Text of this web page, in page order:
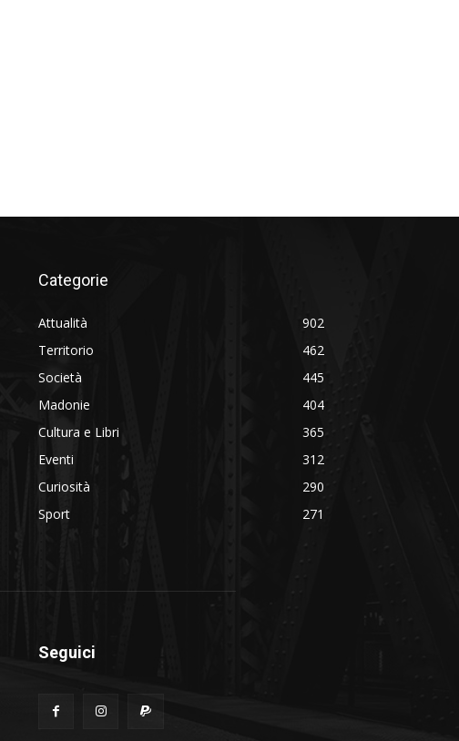
Categorie
Attualità
902
Territorio
462
Società
445
Madonie
404
Cultura e Libri
365
Eventi
312
Curiosità
290
Sport
271
Seguici